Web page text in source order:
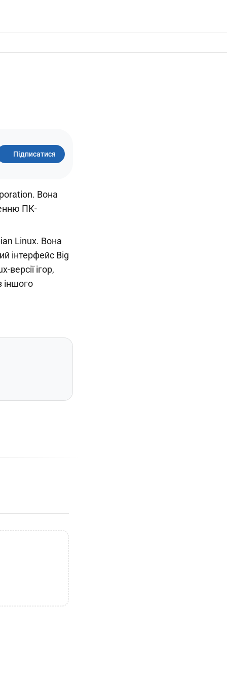
Підписатися
Вона
ПК-
Linux. Вона
інтерфейс Big
ігор,
іншого